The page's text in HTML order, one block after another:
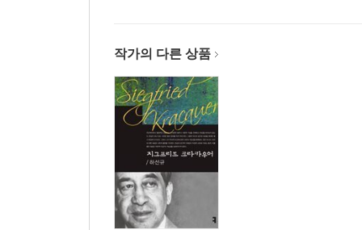
성격의 인상학 | 제2의 성격과 예술적 기호 | 창조
근대 미학의 시기
7. 바움가르텐 : 시적 진실을 위한 미학의 주창자
감성적 인간의 복권 | ‘펠릭스 에스테티쿠스’, 새로
8. 레싱 : 예술적 감동을 정당화하는 유럽적 지성
유럽적 지성의 표상 | 동정심의 미학, 혹은 예술적
9. 하만 : 살아 있는 감각과 역사를 위한 신학적 미학
비주류 아웃사이더이자 ‘불편한’ 비판가 | 결핍과
작가의 다른 상품